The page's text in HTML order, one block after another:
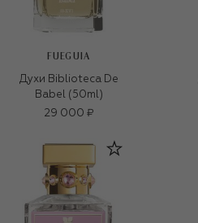
FUEGUIA
Духи Biblioteca De
Babel (50ml)
29 000 ₽